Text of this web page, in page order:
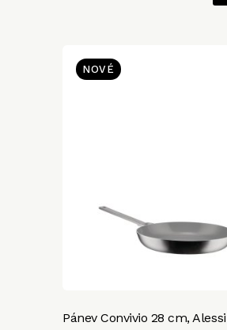
NOVÉ
Pánev Convivio 28 cm, Alessi